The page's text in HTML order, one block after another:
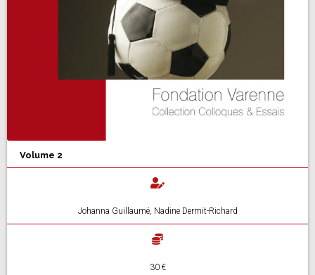
Volume 2
Johanna Guillaumé, Nadine Dermit-Richard
30 €